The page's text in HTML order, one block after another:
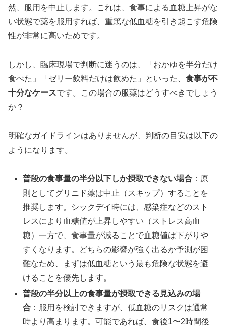
然、服用を中止します。これは、食事による血糖上昇がな
い状態で薬を服用すれば、重篤な低血糖を引き起こす危険
性が非常に高いためです。
しかし、臨床現場で判断に迷うのは、「おかゆを半分だけ
食べた」「ゼリー飲料だけは飲めた」といった、 食事が不
十分なケースです。この場合の服薬はどうすべきでしょう
か？
明確なガイドラインはありませんが、判断の目安は以下の
ようになります。
普段の食事量の半分以下しか摂取できない場合 ：原
則としてグリニド薬は中止（スキップ）することを
推奨します。シックデイ時には、感染症などのスト
レスにより血糖値が上昇しやすい（ストレス高血
糖）一方で、食事量が減ることで血糖値は下がりや
すくなります。どちらの影響が強く出るか予測が困
難なため、まずは低血糖という最も危険な状態を避
けることを優先します。
普段の半分以上の食事量が摂取できる見込みの場
合 ：服用を検討できますが、低血糖のリスクは通常
時より高まります。可能であれば、食後1〜2時間後